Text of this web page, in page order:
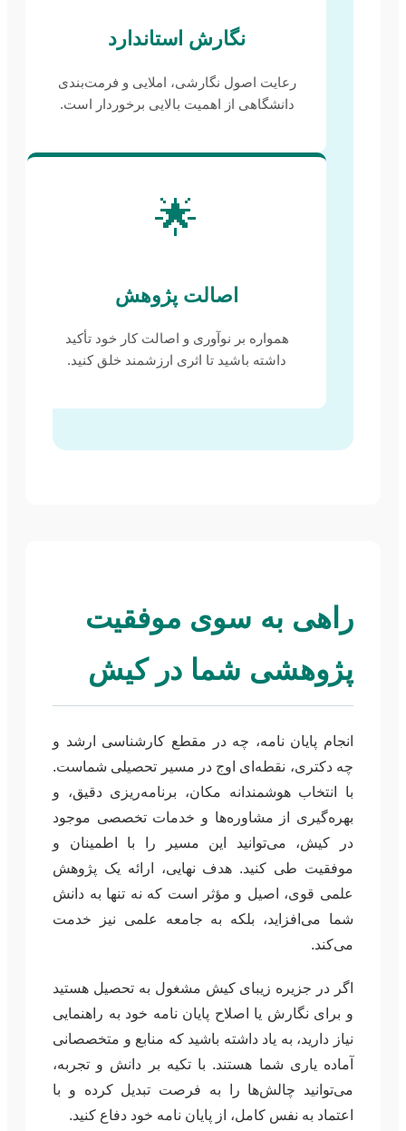
نگارش استاندارد
رعایت اصول نگارشی، املایی و فرمت‌بندی
دانشگاهی از اهمیت بالایی برخوردار است.
🌟
اصالت پژوهش
همواره بر نوآوری و اصالت کار خود تأکید
داشته باشید تا اثری ارزشمند خلق کنید.
راهی به سوی موفقیت
پژوهشی شما در کیش
انجام پایان نامه، چه در مقطع کارشناسی ارشد و
چه دکتری، نقطه‌ای اوج در مسیر تحصیلی شماست.
با انتخاب هوشمندانه مکان، برنامه‌ریزی دقیق، و
بهره‌گیری از مشاوره‌ها و خدمات تخصصی موجود
در کیش، می‌توانید این مسیر را با اطمینان و
موفقیت طی کنید. هدف نهایی، ارائه یک پژوهش
علمی قوی، اصیل و مؤثر است که نه تنها به دانش
شما می‌افزاید، بلکه به جامعه علمی نیز خدمت
می‌کند.
اگر در جزیره زیبای کیش مشغول به تحصیل هستید
و برای نگارش یا اصلاح پایان نامه خود به راهنمایی
نیاز دارید، به یاد داشته باشید که منابع و متخصصانی
آماده یاری شما هستند. با تکیه بر دانش و تجربه،
می‌توانید چالش‌ها را به فرصت تبدیل کرده و با
اعتماد به نفس کامل، از پایان نامه خود دفاع کنید.